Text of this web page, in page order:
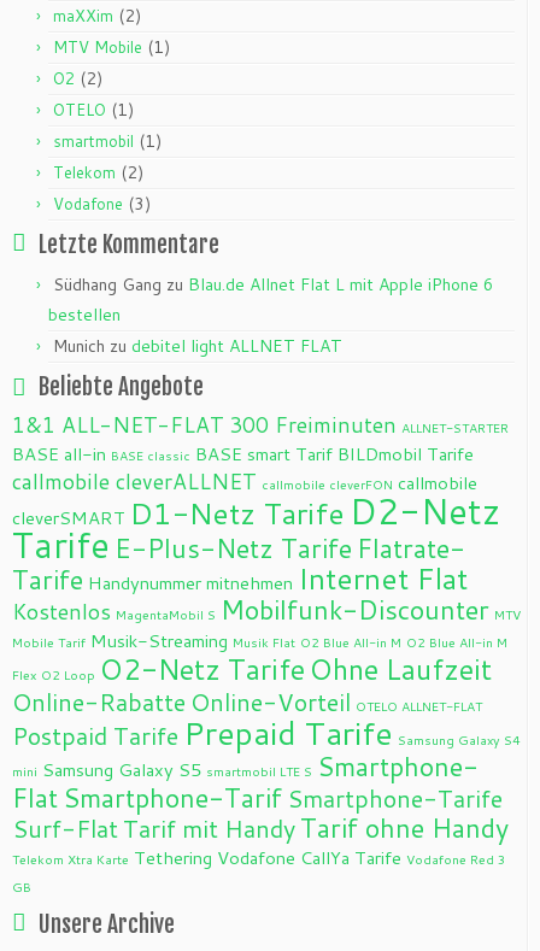
maXXim (2)
MTV Mobile (1)
O2 (2)
OTELO (1)
smartmobil (1)
Telekom (2)
Vodafone (3)
Letzte Kommentare
Südhang Gang zu Blau.de Allnet Flat L mit Apple iPhone 6
bestellen
Munich zu debitel light ALLNET FLAT
Beliebte Angebote
1&1 ALL-NET-FLAT 300 Freiminuten ALLNET-STARTER
BASE all-in BASE classic BASE smart Tarif BILDmobil Tarife
callmobile cleverALLNET callmobile cleverFON callmobile
cleverSMART D1-Netz Tarife D2-Netz
Tarife E-Plus-Netz Tarife Flatrate-
Tarife Handynummer mitnehmen Internet Flat
Kostenlos MagentaMobil S Mobilfunk-Discounter MTV
Mobile Tarif Musik-Streaming Musik Flat O2 Blue All-in M O2 Blue All-in M
Flex O2 Loop O2-Netz Tarife Ohne Laufzeit
Online-Rabatte Online-Vorteil OTELO ALLNET-FLAT
Postpaid Tarife Prepaid Tarife Samsung Galaxy S4
mini Samsung Galaxy S5 smartmobil LTE S Smartphone-
FlatSmartphone-Tarif Smartphone-Tarife
Surf-FlatTarif mit HandyTarif ohne Handy
Telekom Xtra Karte Tethering Vodafone CallYa Tarife Vodafone Red 3
GB
Unsere Archive